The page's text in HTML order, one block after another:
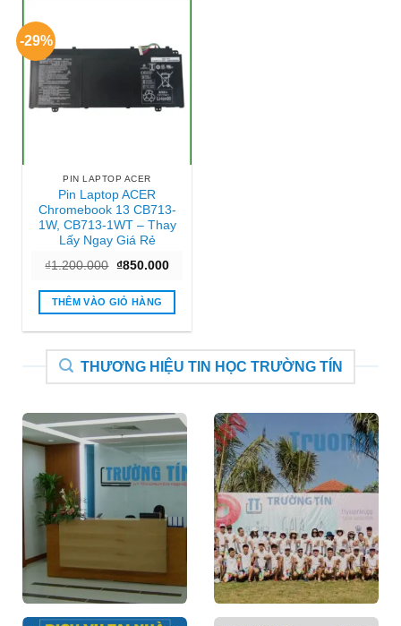
-29%
PIN LAPTOP ACER
Pin Laptop ACER
Chromebook 13 CB713-
1W, CB713-1WT – Thay
Lấy Ngay Giá Rẻ
₫1.200.000 Giá
là:
₫1.200.000.
₫850.000Giá
tại
₫850.000.
THÊM VÀO GIỎ HÀNG
THƯƠNG HIỆU TIN HỌC TRƯỜNG TÍN